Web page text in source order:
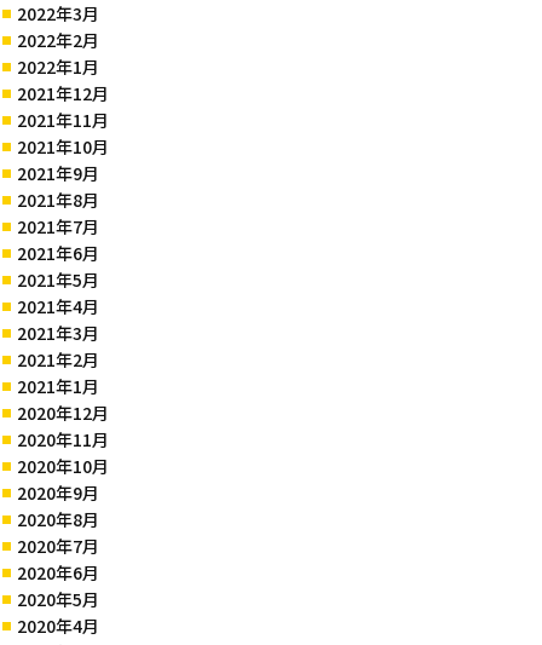
2022年3月
2022年2月
2022年1月
2021年12月
2021年11月
2021年10月
2021年9月
2021年8月
2021年7月
2021年6月
2021年5月
2021年4月
2021年3月
2021年2月
2021年1月
2020年12月
2020年11月
2020年10月
2020年9月
2020年8月
2020年7月
2020年6月
2020年5月
2020年4月